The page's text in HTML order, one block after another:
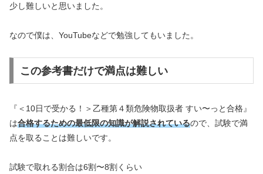
少し難しいと思いました。
なので僕は、YouTubeなどで勉強してもいました。
この参考書だけで満点は難しい
『＜10日で受かる！＞乙種第４類危険物取扱者 すい〜っと合格』
は合格するための最低限の知識が解説されているので、試験で満
点を取ることは難しいです。
試験で取れる割合は6割〜8割くらい